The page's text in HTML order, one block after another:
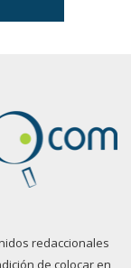
redaccionales
de colocar en